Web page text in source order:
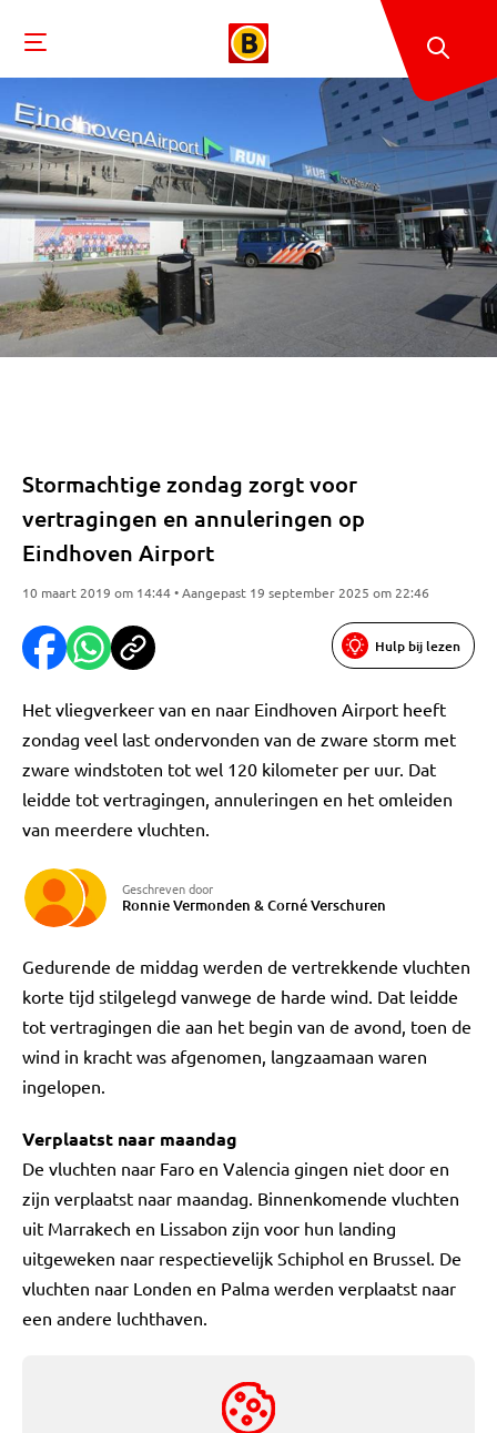
Stormachtige zondag zorgt voor
vertragingen en annuleringen op
Eindhoven Airport
10 maart 2019 om 14:44 • Aangepast 19 september 2025 om 22:46
Hulp bij lezen
Het vliegverkeer van en naar Eindhoven Airport heeft
zondag veel last ondervonden van de zware storm met
zware windstoten tot wel 120 kilometer per uur. Dat
leidde tot vertragingen, annuleringen en het omleiden
van meerdere vluchten.
Geschreven door
Ronnie Vermonden &Corné Verschuren
Gedurende de middag werden de vertrekkende vluchten
korte tijd stilgelegd vanwege de harde wind. Dat leidde
tot vertragingen die aan het begin van de avond, toen de
wind in kracht was afgenomen, langzaamaan waren
ingelopen.
Verplaatst naar maandag
De vluchten naar Faro en Valencia gingen niet door en
zijn verplaatst naar maandag. Binnenkomende vluchten
uit Marrakech en Lissabon zijn voor hun landing
uitgeweken naar respectievelijk Schiphol en Brussel. De
vluchten naar Londen en Palma werden verplaatst naar
een andere luchthaven.